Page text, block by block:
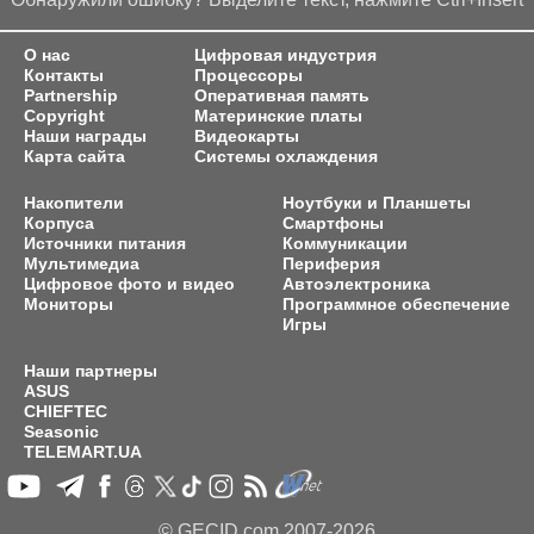
О нас
Контакты
Partnership
Copyright
Наши награды
Карта сайта
Цифровая индустрия
Процессоры
Оперативная память
Материнские платы
Видеокарты
Системы охлаждения
Накопители
Корпуса
Источники питания
Мультимедиа
Цифровое фото и видео
Мониторы
Ноутбуки и Планшеты
Смартфоны
Коммуникации
Периферия
Автоэлектроника
Программное обеспечение
Игры
Наши партнеры
ASUS
CHIEFTEC
Seasonic
TELEMART.UA